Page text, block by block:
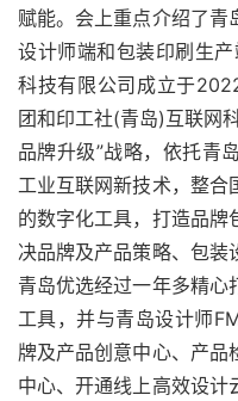
赋能。会上重点介绍了青
设计师端和包装印刷生
科技有限公司成立于
团和印工社(青岛)互联网
品牌升级”战略，依托青
工业互联网新技术，整合
的数字化工具，打造品牌
决品牌及产品策略、包装
青岛优选经过一年多精心
工具，并与青岛设计师
牌及产品创意中心、产品
中心、开通线上高效设计